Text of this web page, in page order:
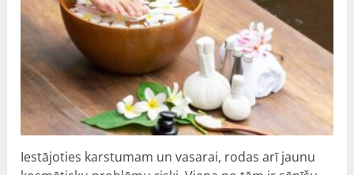
Iestājoties karstumam un vasarai, rodas arī jaunu